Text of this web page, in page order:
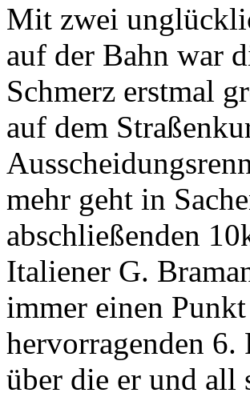
Mit zwei
auf der Bahn war
Schmerz erstmal
auf dem
mehr geht in
abschließenden
Italiener G.
immer einen
hervorragenden
über die er und all